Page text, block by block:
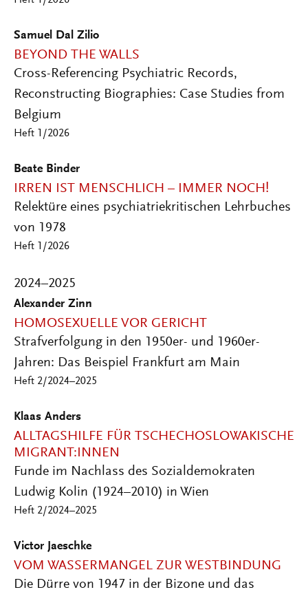
Samuel Dal Zilio
BEYOND THE WALLS
Cross-Referencing Psychiatric Records,
Reconstructing Biographies: Case Studies from
Belgium
Heft 1/2026
Beate Binder
IRREN IST MENSCHLICH – IMMER NOCH!
Relektüre eines psychiatriekritischen Lehrbuches
von 1978
Heft 1/2026
2024–2025
Alexander Zinn
HOMOSEXUELLE VOR GERICHT
Strafverfolgung in den 1950er- und 1960er-
Jahren: Das Beispiel Frankfurt am Main
Heft 2/2024–2025
Klaas Anders
ALLTAGSHILFE FÜR TSCHECHOSLOWAKISCHE
MIGRANT:INNEN
Funde im Nachlass des Sozialdemokraten
Ludwig Kolin (1924–2010) in Wien
Heft 2/2024–2025
Victor Jaeschke
VOM WASSERMANGEL ZUR WESTBINDUNG
Die Dürre von 1947 in der Bizone und das